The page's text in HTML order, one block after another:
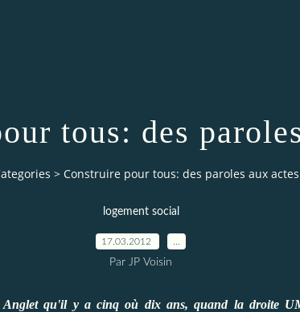
tous: des
> Construire pour tous: des paroles aux
logement social
17.03.2012
Par JP Voisin
qu'il y a cinq où dix ans, quand la droite